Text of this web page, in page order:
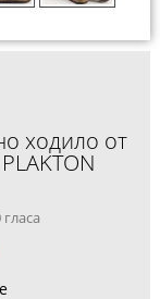
ходило от